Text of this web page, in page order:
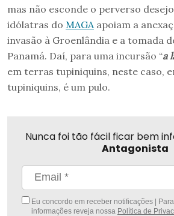
mas não esconde o perverso
idólatras do MAGA apoiam a
invasão à Groenlândia e a tomada
Panamá. Daí, para uma incursão “a
em terras tupiniquins, neste caso,
tupiniquins, é um pulo.
Nunca foi tão fácil ficar bem
Antagonista
Eu concordo em receber notificações |
informações reveja nossa Política de